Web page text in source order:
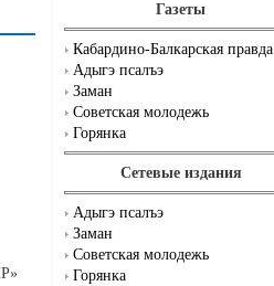
Газеты
Кабардино-Балкарская правда
Адыгэ псалъэ
Заман
Советская молодежь
Горянка
Сетевые издания
Адыгэ псалъэ
Заман
Советская молодежь
Горянка